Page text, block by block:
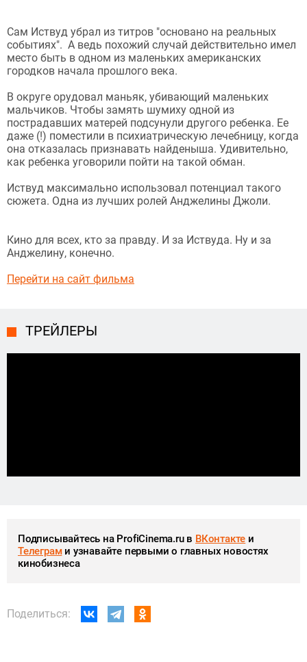
Сам Иствуд убрал из титров "основано на реальных
событиях". А ведь похожий случай действительно имел
место быть в одном из маленьких американских
городков начала прошлого века.
В округе орудовал маньяк, убивающий маленьких
мальчиков. Чтобы замять шумиху одной из
пострадавших матерей подсунули другого ребенка. Ее
даже (!) поместили в психиатрическую лечебницу, когда
она отказалась признавать найденыша. Удивительно,
как ребенка уговорили пойти на такой обман.
Иствуд максимально использовал потенциал такого
сюжета. Одна из лучших ролей Анджелины Джоли.
Кино для всех, кто за правду. И за Иствуда. Ну и за
Анджелину, конечно.
Перейти на сайт фильма
ТРЕЙЛЕРЫ
Подписывайтесь на ProfiCinema.ru в ВКонтакте и
Телеграми узнавайте первыми о главных новостях
кинобизнеса
Поделиться: